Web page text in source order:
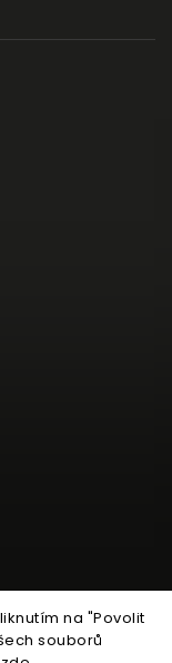
na "Povolit
souborů
oblečení z